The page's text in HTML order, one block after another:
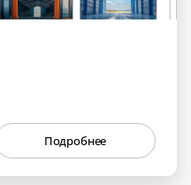
Подробнее